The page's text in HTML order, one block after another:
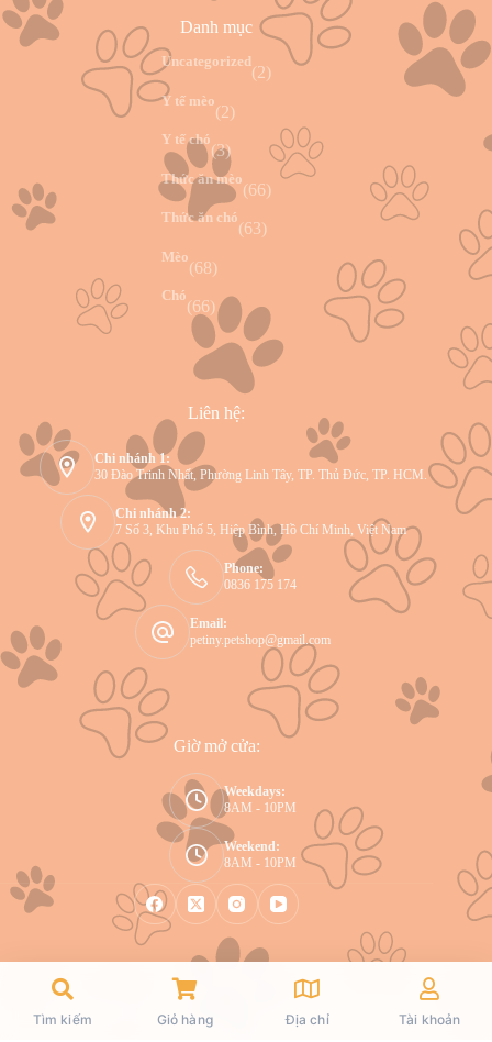
Danh mục
Uncategorized
(2)
Y tế mèo
(2)
Y tế chó
(3)
Thức ăn mèo
(66)
Thức ăn chó
(63)
Mèo
(68)
Chó
(66)
Liên hệ:
Chi nhánh 1:
30 Đào Trinh Nhất, Phường Linh Tây, TP. Thủ Đức, TP. HCM.
Chi nhánh 2:
7 Số 3, Khu Phố 5, Hiệp Bình, Hồ Chí Minh, Việt Nam
Phone:
0836 175 174
Email:
petiny.petshop@gmail.com
Giờ mở cửa:
Weekdays:
8AM - 10PM
Weekend:
8AM - 10PM
Copyright © 2026 Petiny - WordPress Theme by
CreativeThemes
Tìm kiếm Giỏ hàng Địa chỉ Tài khoản